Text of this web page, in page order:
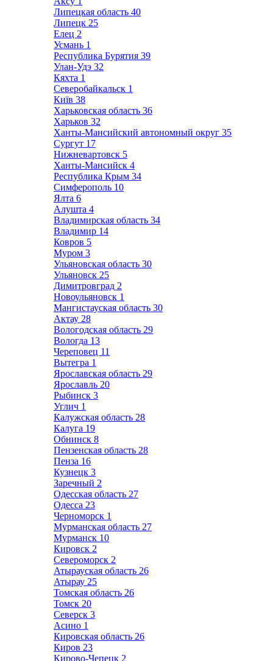
Липецкая область 40
Липецк 25
Елец 2
Усмань 1
Республика Бурятия 39
Улан-Удэ 32
Кяхта 1
Северобайкальск 1
Київ 38
Харьковская область 36
Харьков 32
Ханты-Мансийский автономный округ 35
Сургут 17
Нижневартовск 5
Ханты-Мансийск 4
Республика Крым 34
Симферополь 10
Ялта 6
Алушта 4
Владимирская область 34
Владимир 14
Ковров 5
Муром 3
Ульяновская область 30
Ульяновск 25
Димитровград 2
Новоульяновск 1
Мангистауская область 30
Актау 28
Вологодская область 29
Вологда 13
Череповец 11
Вытегра 1
Ярославская область 29
Ярославль 20
Рыбинск 3
Углич 1
Калужская область 28
Калуга 19
Обнинск 8
Пензенская область 28
Пенза 16
Кузнецк 3
Заречный 2
Одесская область 27
Одесса 23
Черноморск 1
Мурманская область 27
Мурманск 10
Кировск 2
Североморск 2
Атырауская область 26
Атырау 25
Томская область 26
Томск 20
Северск 3
Асино 1
Кировская область 26
Киров 23
Кирово-Чепецк 2